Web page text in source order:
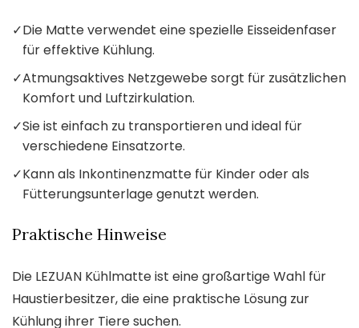
✓Die Matte verwendet eine spezielle Eisseidenfaser
für effektive Kühlung.
✓Atmungsaktives Netzgewebe sorgt für zusätzlichen
Komfort und Luftzirkulation.
✓Sie ist einfach zu transportieren und ideal für
verschiedene Einsatzorte.
✓Kann als Inkontinenzmatte für Kinder oder als
Fütterungsunterlage genutzt werden.
Praktische Hinweise
Die LEZUAN Kühlmatte ist eine großartige Wahl für
Haustierbesitzer, die eine praktische Lösung zur
Kühlung ihrer Tiere suchen.